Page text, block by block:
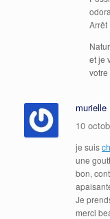
Arrêt
et je
murielle
10
je suis
une
bon,
Je
merci